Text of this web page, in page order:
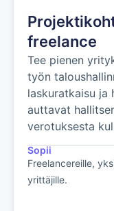
freelance
Tee pienen
työn
laskuratkaisu ja
auttavat
verotuksesta
Sopii
Freelancereille,
yrittäjille.